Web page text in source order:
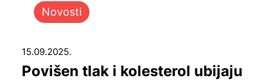
Novosti
15.09.2025.
Povišen tlak i kolesterol ubijaju